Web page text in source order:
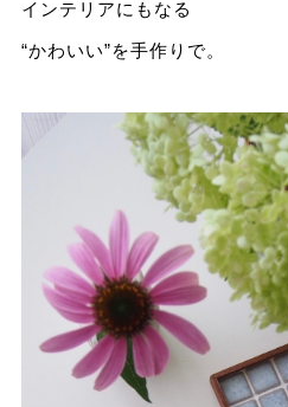
インテリアにもなる
“かわいい”を手作りで。